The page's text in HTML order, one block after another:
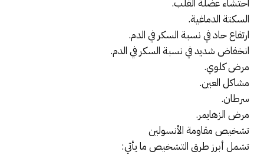
احتشاء عضلة القلب.
السكتة الدماغية.
ارتفاع حاد في نسبة السكر في الدم.
انخفاض شديد في نسبة السكر في الدم.
مرض كلوي.
مشاكل العين.
سرطان.
مرض الزهايمر.
تشخيص مقاومة الأنسولين
تشمل أبرز طرق التشخيص ما يأتي: